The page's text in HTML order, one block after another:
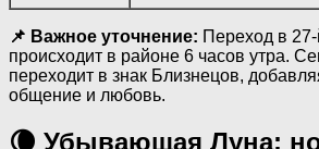
📌 Важное уточнение: Переход в
происходит в районе 6 часов утра.
переходит в знак Близнецов,
общение и любовь.
🌘 Убывающая Луна: